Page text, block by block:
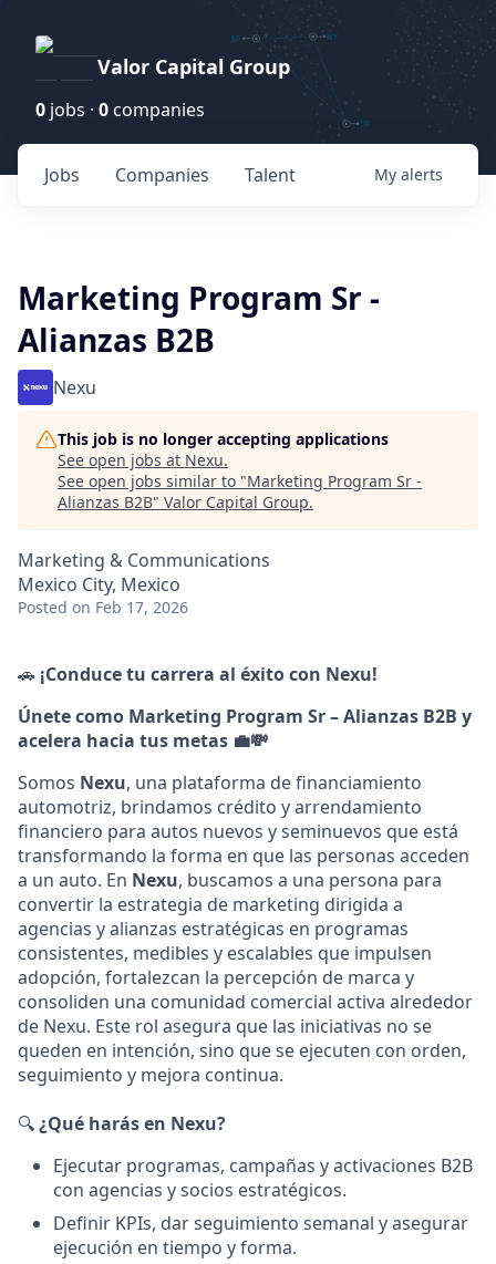
Valor Capital Group
0 jobs · 0 companies
Jobs Companies Talent My alerts
Marketing Program Sr -
Alianzas B2B
Nexu
This job is no longer accepting applications
See open jobs at Nexu.
See open jobs similar to "Marketing Program Sr -
Alianzas B2B" Valor Capital Group.
Marketing & Communications
Mexico City, Mexico
Posted on Feb 17, 2026
🚗 ¡Conduce tu carrera al éxito con Nexu!
Únete como Marketing Program Sr – Alianzas B2B y
acelera hacia tus metas 💼💸
Somos Nexu, una plataforma de financiamiento
automotriz, brindamos crédito y arrendamiento
financiero para autos nuevos y seminuevos que está
transformando la forma en que las personas acceden
a un auto. En Nexu, buscamos a una persona para
convertir la estrategia de marketing dirigida a
agencias y alianzas estratégicas en programas
consistentes, medibles y escalables que impulsen
adopción, fortalezcan la percepción de marca y
consoliden una comunidad comercial activa alrededor
de Nexu. Este rol asegura que las iniciativas no se
queden en intención, sino que se ejecuten con orden,
seguimiento y mejora continua.
🔍¿Qué harás en Nexu?
Ejecutar programas, campañas y activaciones B2B
con agencias y socios estratégicos.
Definir KPIs, dar seguimiento semanal y asegurar
ejecución en tiempo y forma.